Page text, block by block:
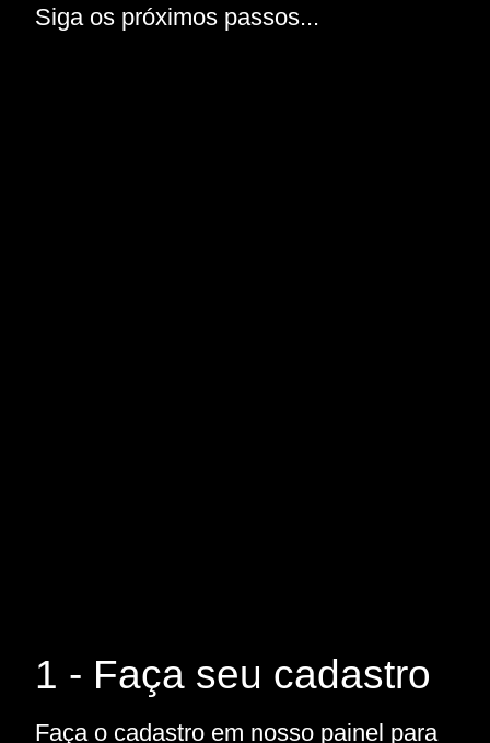
Siga os próximos passos...
1 - Faça seu cadastro
Faça o cadastro em nosso painel para